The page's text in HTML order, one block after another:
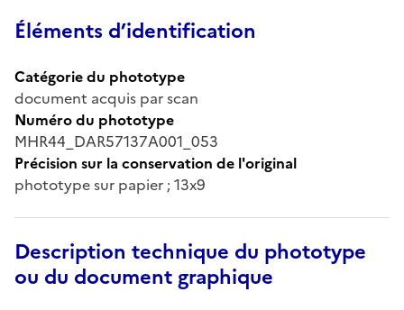
Éléments d’identification
Catégorie du phototype
document acquis par scan
Numéro du phototype
MHR44_DAR57137A001_053
Précision sur la conservation de l'original
phototype sur papier ; 13x9
Description technique du phototype
ou du document graphique